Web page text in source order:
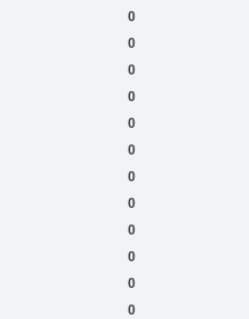
0
0
0
0
0
0
0
0
0
0
0
0